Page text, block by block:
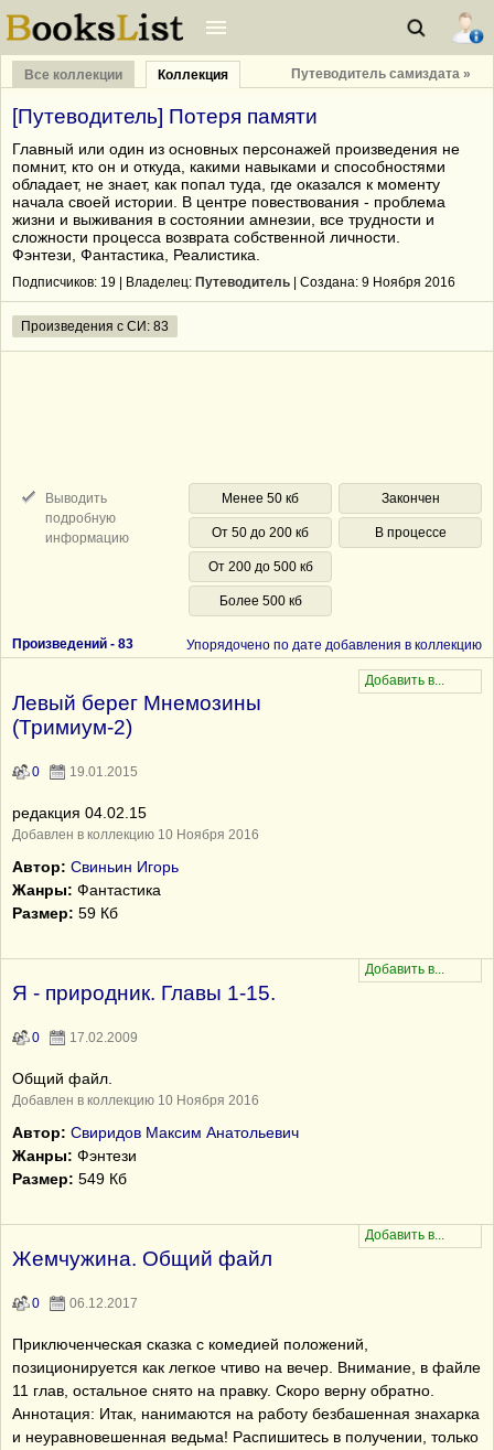
Все коллекции Коллекция Путеводитель самиздата »
[Путеводитель] Потеря памяти
Главный или один из основных персонажей произведения не
помнит, кто он и откуда, какими навыками и способностями
обладает, не знает, как попал туда, где оказался к моменту
начала своей истории. В центре повествования - проблема
жизни и выживания в состоянии амнезии, все трудности и
сложности процесса возврата собственной личности.
Фэнтези, Фантастика, Реалистика.
Подписчиков: 19 | Владелец: Путеводитель | Cоздана: 9 Ноября 2016
Произведения с СИ: 83
Выводить
подробную
информацию
Менее 50 кб
От 50 до 200 кб
От 200 до 500 кб
Более 500 кб
Закончен
В процессе
Произведений - 83 Упорядочено по дате добавления в коллекцию
Левый берег Мнемозины
(Тримиум-2)
0 19.01.2015
редакция 04.02.15
Добавлен в коллекцию 10 Ноября 2016
Автор: Свиньин Игорь
Жанры: Фантастика
Размер: 59 Кб
Я - природник. Главы 1-15.
0 17.02.2009
Общий файл.
Добавлен в коллекцию 10 Ноября 2016
Автор: Свиридов Максим Анатольевич
Жанры: Фэнтези
Размер: 549 Кб
Жемчужина. Общий файл
0 06.12.2017
Приключенческая сказка с комедией положений,
позиционируется как легкое чтиво на вечер. Внимание, в файле
11 глав, остальное снято на правку. Скоро верну обратно.
Аннотация: Итак, нанимаются на работу безбашенная знахарка
и неуравновешенная ведьма! Распишитесь в получении, только